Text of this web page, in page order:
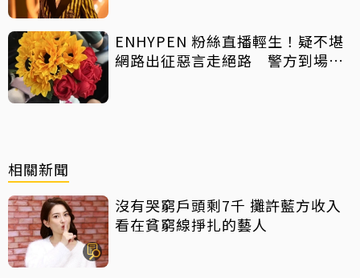
ENHYPEN 粉絲直播輕生！疑不堪
網路出征惡言走絕路 警方到場已
相關新聞
沒有哭窮戶頭剩7千 攤許藍方收入
看在貧窮線掙扎的藝人